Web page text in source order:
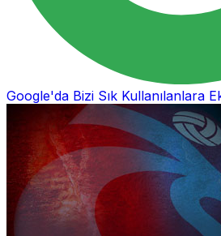
Google'da Bizi Sık Kullanılanlara